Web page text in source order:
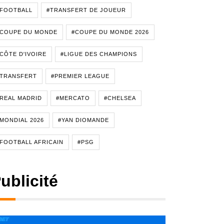
#TRANSFERT DE JOUEUR
DU MONDE #COUPE DU MONDE 2026
D'IVOIRE #LIGUE DES CHAMPIONS
#PREMIER LEAGUE
MADRID #MERCATO #CHELSEA
2026 #YAN DIOMANDE
AFRICAIN #PSG